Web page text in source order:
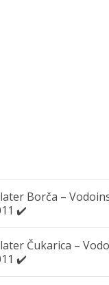
Borča –
✔️
Čukarica –
✔️